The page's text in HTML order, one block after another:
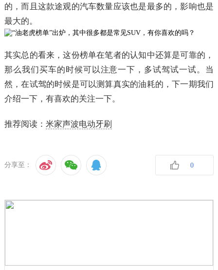
的，而且这款途观的汽车数量应该也是最多的，影响也是
最大的。
其实总的看来，这份榜单在笔者的认知中还算是可靠的，
那么我们买车的时候可以注意一下，多试驾试一试。当
然，在试驾的时候是可以测算真实的油耗的，下一期我们
介绍一下，有喜欢的关注一下。
推荐阅读： 米家声波电动牙刷
分享至： 0